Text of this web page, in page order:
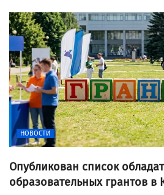
НОВОСТИ
Опубликован список
образовательных грантов в